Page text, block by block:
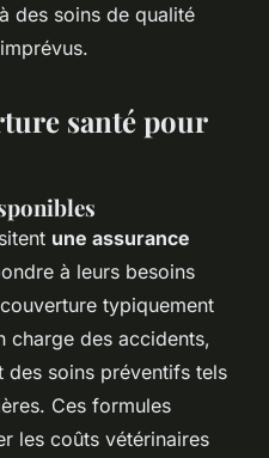
des soins de qualité
santé pour
une assurance
à leurs besoins
typiquement
charge des accidents,
des soins préventifs tels
Ces formules
les coûts vétérinaires